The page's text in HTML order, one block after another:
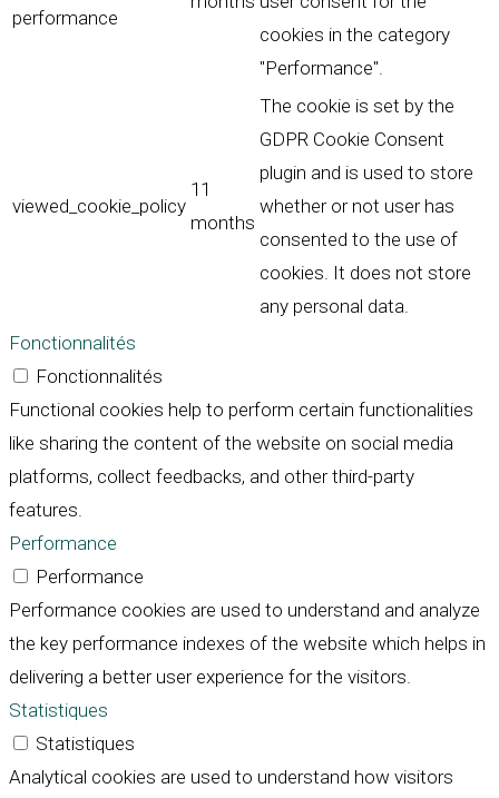
performance
cookies in the category
"Performance".
viewed_cookie_policy
11
months
The cookie is set by the
GDPR Cookie Consent
plugin and is used to store
whether or not user has
consented to the use of
cookies. It does not store
any personal data.
Fonctionnalités
Fonctionnalités
Functional cookies help to perform certain functionalities
like sharing the content of the website on social media
platforms, collect feedbacks, and other third-party
features.
Performance
Performance
Performance cookies are used to understand and analyze
the key performance indexes of the website which helps in
delivering a better user experience for the visitors.
Statistiques
Statistiques
Analytical cookies are used to understand how visitors